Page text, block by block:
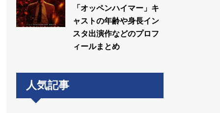
「オッペンハイマー」キ
ャストの年齢や身長イン
スタ出演作などのプロフ
ィールまとめ
人気記事